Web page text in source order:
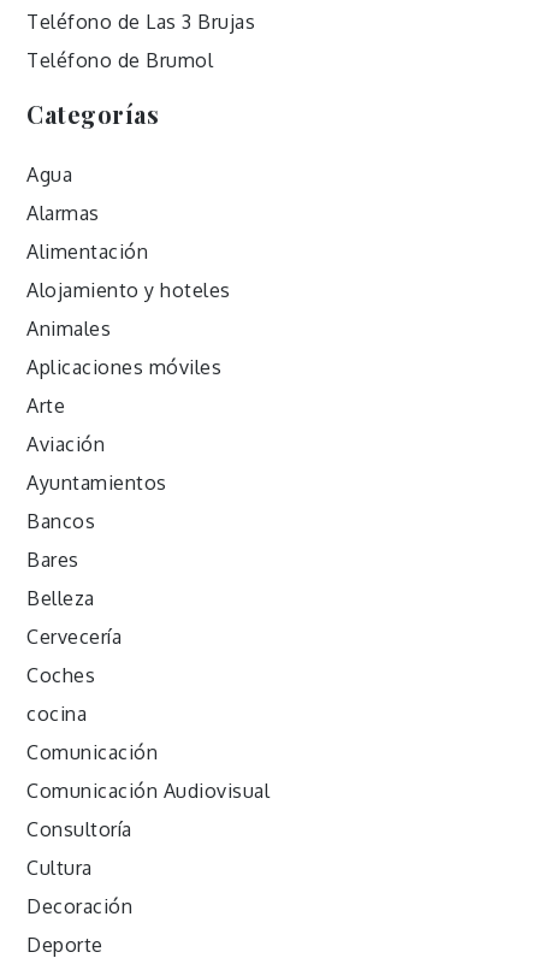
Teléfono de Las 3 Brujas
Teléfono de Brumol
Categorías
Agua
Alarmas
Alimentación
Alojamiento y hoteles
Animales
Aplicaciones móviles
Arte
Aviación
Ayuntamientos
Bancos
Bares
Belleza
Cervecería
Coches
cocina
Comunicación
Comunicación Audiovisual
Consultoría
Cultura
Decoración
Deporte